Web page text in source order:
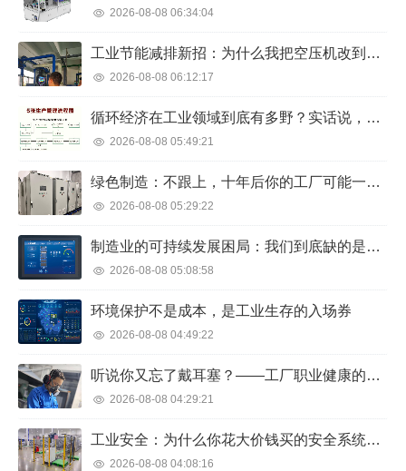
2026-08-08 06:34:04
工业节能减排新招：为什么我把空压机改到吐血，电费却降了40%？
2026-08-08 06:12:17
循环经济在工业领域到底有多野？实话说，我被车间的废料吓到了
2026-08-08 05:49:21
绿色制造：不跟上，十年后你的工厂可能一文不值
2026-08-08 05:29:22
制造业的可持续发展困局：我们到底缺的是技术，还是决心？
2026-08-08 05:08:58
环境保护不是成本，是工业生存的入场券
2026-08-08 04:49:22
听说你又忘了戴耳塞？——工厂职业健康的血泪教训
2026-08-08 04:29:21
工业安全：为什么你花大价钱买的安全系统，现场却锁在柜子里吃灰？
2026-08-08 04:08:16